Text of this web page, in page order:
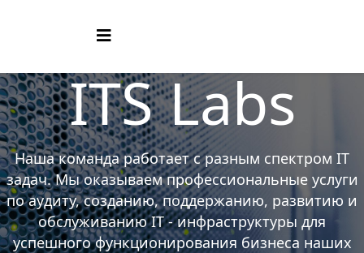
ITS Labs
Наша команда работает с разным спектром IT
задач. Мы оказываем профессиональные услуги
по аудиту, созданию, поддержанию, развитию и
обслуживанию IT - инфраструктуры для
успешного функционирования бизнеса наших